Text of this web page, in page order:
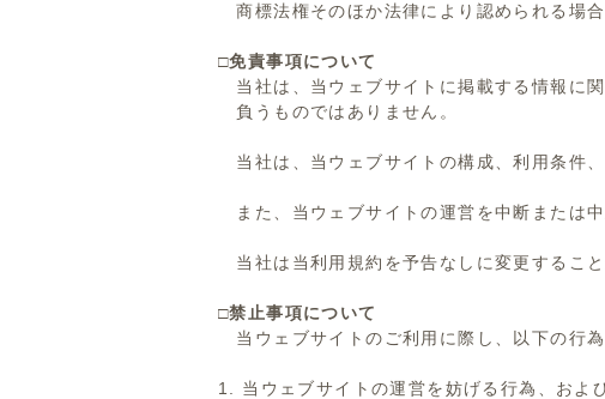
商標法権そのほか法律により認められる場合
□免責事項について
当社は、当ウェブサイトに掲載する情報に関
負うものではありません。
当社は、当ウェブサイトの構成、利用条件
また、当ウェブサイトの運営を中断または
当社は当利用規約を予告なしに変更すること
□禁止事項について
当ウェブサイトのご利用に際し、以下の行為
1. 当ウェブサイトの運営を妨げる行為、およ